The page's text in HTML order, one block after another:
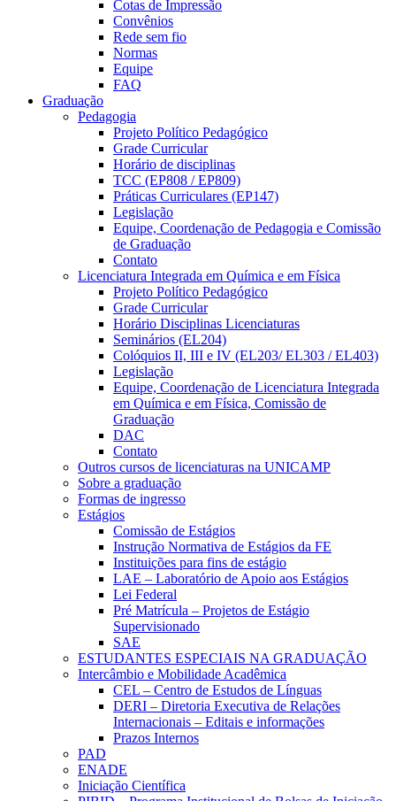
Cotas de Impressão
Convênios
Rede sem fio
Normas
Equipe
FAQ
Graduação
Pedagogia
Projeto Político Pedagógico
Grade Curricular
Horário de disciplinas
TCC (EP808 / EP809)
Práticas Curriculares (EP147)
Legislação
Equipe, Coordenação de Pedagogia e Comissão
de Graduação
Contato
Licenciatura Integrada em Química e em Física
Projeto Político Pedagógico
Grade Curricular
Horário Disciplinas Licenciaturas
Seminários (EL204)
Colóquios II, III e IV (EL203/ EL303 / EL403)
Legislação
Equipe, Coordenação de Licenciatura Integrada
em Química e em Física, Comissão de
Graduação
DAC
Contato
Outros cursos de licenciaturas na UNICAMP
Sobre a graduação
Formas de ingresso
Estágios
Comissão de Estágios
Instrução Normativa de Estágios da FE
Instituições para fins de estágio
LAE – Laboratório de Apoio aos Estágios
Lei Federal
Pré Matrícula – Projetos de Estágio
Supervisionado
SAE
ESTUDANTES ESPECIAIS NA GRADUAÇÃO
Intercâmbio e Mobilidade Acadêmica
CEL – Centro de Estudos de Línguas
DERI – Diretoria Executiva de Relações
Internacionais – Editais e informações
Prazos Internos
PAD
ENADE
Iniciação Científica